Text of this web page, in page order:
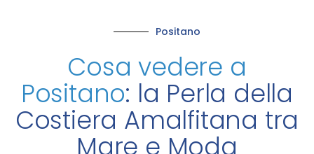
Positano
Cosa vedere a
Positano: la Perla della
Costiera Amalfitana tra
Mare e Moda